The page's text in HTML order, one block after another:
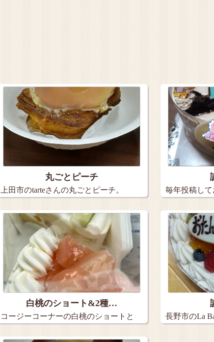
丸ごとピーチ
上田市のtarteさんの丸ごとピーチ。
毎年投稿し
白桃のショート&2種…
コージーコーナーの白桃のショートと
長野市のLa